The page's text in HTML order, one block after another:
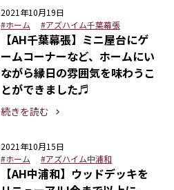
2021年10月19日
#ホーム
#アズハイム千葉幕張
【AH千葉幕張】ミニ屋台にゲ
ームコーナーなど、ホームにい
ながら縁日の雰囲気を味わうこ
とができました♬
続きを読む
2021年10月15日
#ホーム
#アズハイム中浦和
【AH中浦和】ウッドデッキを